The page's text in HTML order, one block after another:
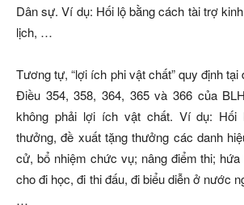
Dân sự. Ví dụ: Hối lộ bằng cách tài trợ
lịch, …
Tương tự, “lợi ích phi vật chất” quy định
Điều 354, 358, 364, 365 và 366 của
không phải lợi ích vật chất. Ví dụ: Hối
thưởng, đề xuất tặng thưởng các danh
cử, bổ nhiệm chức vụ; nâng điểm thi; hứa
cho đi học, đi thi đấu, đi biểu diễn ở nước
…